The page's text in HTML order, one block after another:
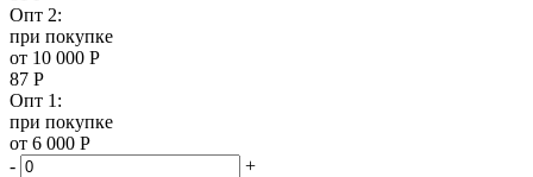
Опт 2:
при покупке
от 10 000 Р
87 Р
Опт 1:
при покупке
от 6 000 Р
-
+